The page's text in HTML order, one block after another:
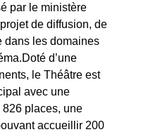
par le ministère
de diffusion, de
dans les domaines
d’une
le Théâtre est
avec une
places, une
accueillir 200